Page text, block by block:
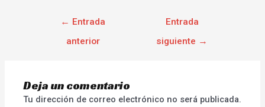
← Entrada
anterior
Entrada
siguiente →
Deja un comentario
Tu dirección de correo electrónico no será publicada.